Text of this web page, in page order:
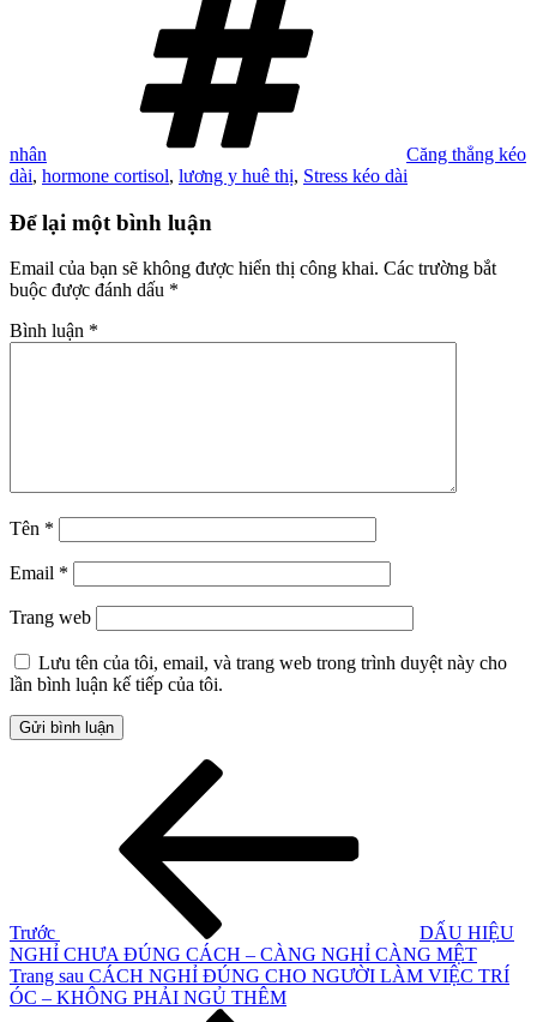
nhân
Căng thẳng kéo
dài, hormone cortisol, lương y huê thị, Stress kéo dài
Để lại một bình luận
Email của bạn sẽ không được hiển thị công khai. Các trường bắt
buộc được đánh dấu *
Bình luận *
Tên *
Email *
Trang web
Lưu tên của tôi, email, và trang web trong trình duyệt này cho
lần bình luận kế tiếp của tôi.
Trước
DẤU HIỆU
NGHỈ CHƯA ĐÚNG CÁCH – CÀNG NGHỈ CÀNG MỆT
Bài
tiếp
Trang sau CÁCH NGHỈ ĐÚNG CHO NGƯỜI LÀM VIỆC TRÍ
ÓC – KHÔNG PHẢI NGỦ THÊM